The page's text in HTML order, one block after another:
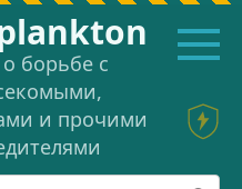
борьбе с
и прочими